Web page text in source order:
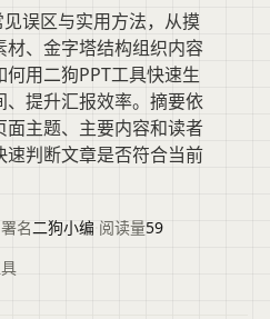
误区与实用方法，从摸
、金字塔结构组织内容
用二狗PPT工具快速生
提升汇报效率。摘要依
主题、主要内容和读者
判断文章是否符合当前
署名二狗小编 阅读量59